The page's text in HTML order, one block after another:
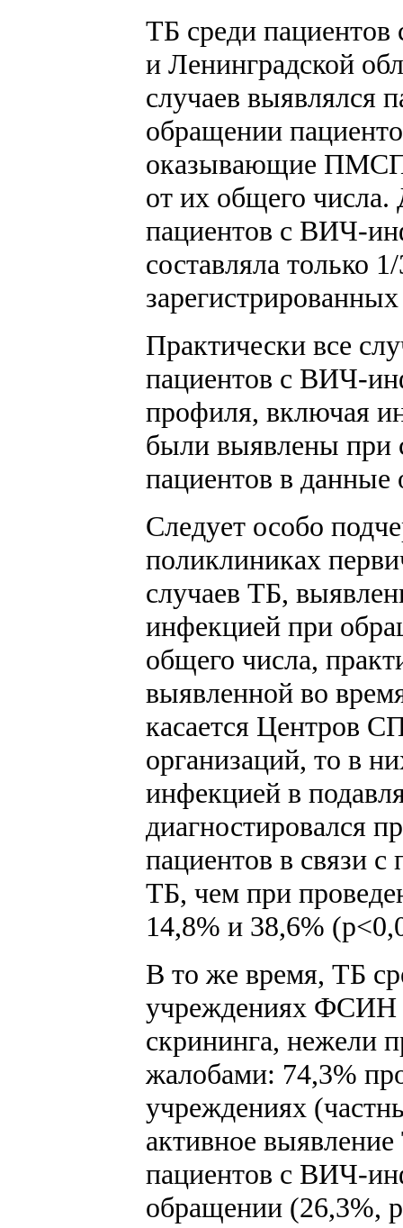
ТБ среди
и Ленинградской
случаев выявлялся
обращении
оказывающие ПМСП,
от их общего
пациентов с ВИЧ-
составляла только
Практически все
пациентов с ВИЧ-
профиля, включая
были выявлены при
пациентов в данные
Следует особо
поликлиниках
случаев ТБ,
инфекцией при
общего числа,
выявленной во
касается Центров
организаций, то в
инфекцией в
диагностировался
пациентов в связи
ТБ, чем при
14,8% и 38,6%
В то же время, ТБ
учреждениях ФСИН
скрининга, нежели
жалобами: 74,3%
учреждениях
активное
пациентов с ВИЧ-
обращении (26,3%,